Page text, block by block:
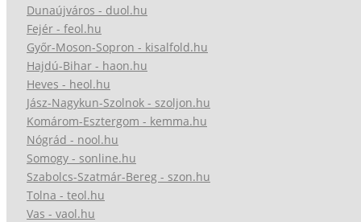
Dunaújváros - duol.hu
Fejér - feol.hu
Győr-Moson-Sopron - kisalfold.hu
Hajdú-Bihar - haon.hu
Heves - heol.hu
Jász-Nagykun-Szolnok - szoljon.hu
Komárom-Esztergom - kemma.hu
Nógrád - nool.hu
Somogy - sonline.hu
Szabolcs-Szatmár-Bereg - szon.hu
Tolna - teol.hu
Vas - vaol.hu